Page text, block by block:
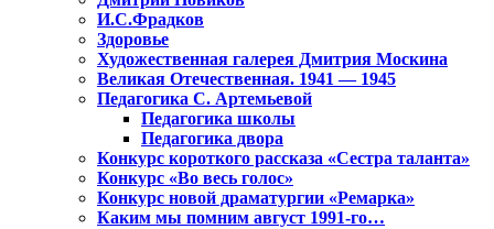
И.С.Фрадков
Здоровье
Художественная галерея Дмитрия Москина
Великая Отечественная. 1941 — 1945
Педагогика С. Артемьевой
Педагогика школы
Педагогика двора
Конкурс короткого рассказа «Сестра таланта»
Конкурс «Во весь голос»
Конкурс новой драматургии «Ремарка»
Каким мы помним август 1991-го…